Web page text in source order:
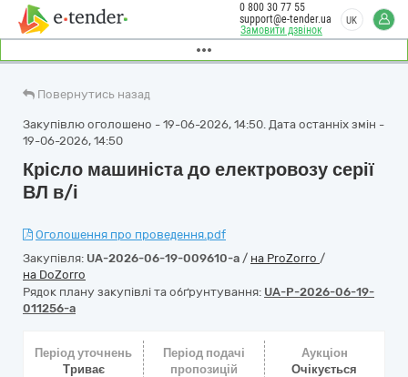
Замовити дзвінок
0 800 30 77 55
support@e-tender.ua
UK
Повернутись назад
Закупівлю оголошено - 19-06-2026, 14:50. Дата останніх змін -
19-06-2026, 14:50
Крісло машиніста до електровозу серії
ВЛ в/і
Оголошення про проведення.pdf
Закупівля: UA-2026-06-19-009610-a / на ProZorro /
на DoZorro
Рядок плану закупівлі та обґрунтування: UA-P-2026-06-19-
011256-a
Період уточнень
Триває
Період подачі
пропозицій
Аукціон
Очікується